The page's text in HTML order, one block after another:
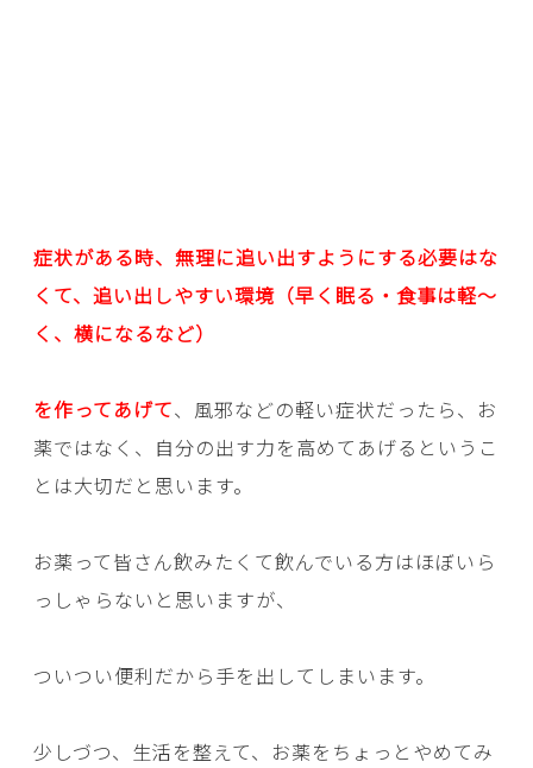
症状がある時、無理に追い出すようにする必要はな
くて、追い出しやすい環境（早く眠る・食事は軽～
く、横になるなど）
を作ってあげて、風邪などの軽い症状だったら、お
薬ではなく、自分の出す力を高めてあげるというこ
とは大切だと思います。
お薬って皆さん飲みたくて飲んでいる方はほぼいら
っしゃらないと思いますが、
ついつい便利だから手を出してしまいます。
少しづつ、生活を整えて、お薬をちょっとやめてみ